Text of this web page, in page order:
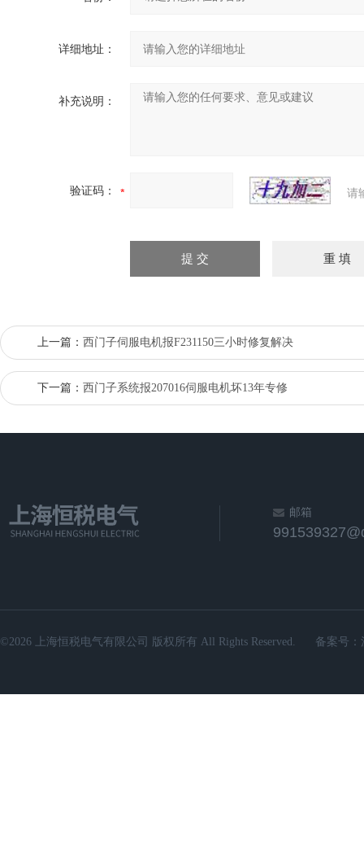
详细地址：
补充说明：
验证码： 请
上一篇： 西门子伺服电机报F231150三小时修复解决
下一篇： 西门子系统报207016伺服电机坏13年专修
邮箱
©2026 上海恒税电气有限公司 版权所有 All Rights Reserved. 备案号：